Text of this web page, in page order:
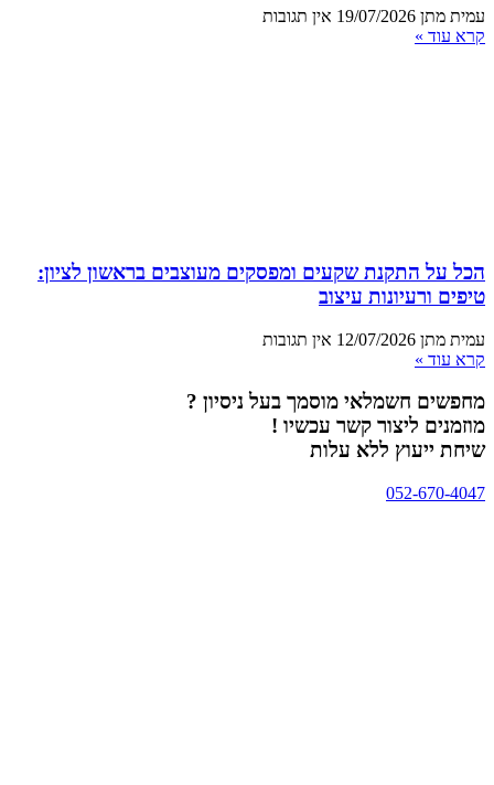
עמית מתן 19/07/2026 אין תגובות
קרא עוד »
הכל על התקנת שקעים ומפסקים מעוצבים בראשון לציון:
טיפים ורעיונות עיצוב
עמית מתן 12/07/2026 אין תגובות
קרא עוד »
מחפשים חשמלאי מוסמך בעל ניסיון ?
מוזמנים ליצור קשר עכשיו !
שיחת ייעוץ ללא עלות
052-670-4047